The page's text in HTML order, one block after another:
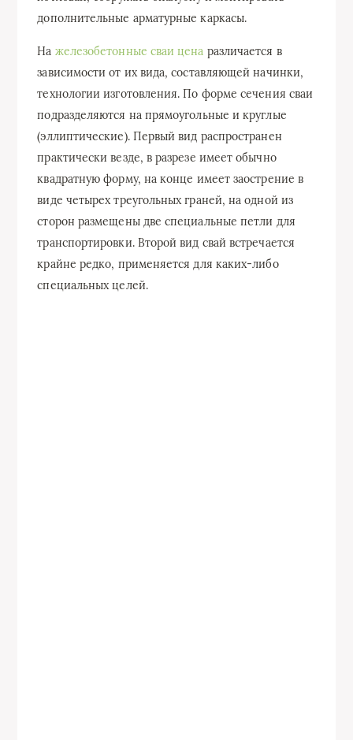
дополнительные арматурные каркасы.
На железобетонные сваи цена различается в
зависимости от их вида, составляющей начинки,
технологии изготовления. По форме сечения сваи
подразделяются на прямоугольные и круглые
(эллиптические). Первый вид распространен
практически везде, в разрезе имеет обычно
квадратную форму, на конце имеет заострение в
виде четырех треугольных граней, на одной из
сторон размещены две специальные петли для
транспортировки. Второй вид свай встречается
крайне редко, применяется для каких-либо
специальных целей.